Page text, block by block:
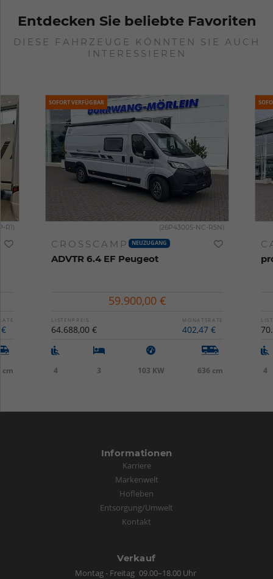
Entdecken Sie beliebte Favoriten
DIESE FAHRZEUGE KÖNNTEN SIE AUCH
INTERESSIEREN
R1)
cm
SOFORT VERFÜGBAR
CROSSCAMP NEUZUGANG
ADVTR 6.4 EF Peugeot
(26P43005-NC-R5N)
59.900,00 €
LISTENPREIS
64.688,00 €
MONATSRATE
402,47 €
4 3 103 KW 636 cm 4
Informationen
Karriere
Markenwelt
Hofleben
Entsorgung/Umwelt
Kontakt
Verkauf
Montag - Freitag 09.00–18.00 Uhr